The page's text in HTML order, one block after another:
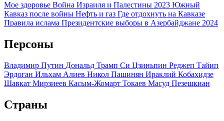
Мое здоровье Война Израиля и Палестины 2023 Южный
Кавказ после войны Нефть и газ Где отдохнуть на Кавказе
Правила ислама Президентские выборы в Азербайджане 2024
Персоны
Владимир Путин Дональд Трамп Си Цзиньпин Реджеп Тайип
Эрдоган Ильхам Алиев Никол Пашинян Ираклий Кобахидзе
Шавкат Мирзиеев Касым-Жомарт Токаев Масуд Пезешкиан
Страны